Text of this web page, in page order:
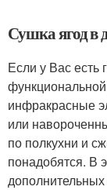
Сушка ягод в
Если у Вас есть
функциональной
инфракрасные
или
по полкухни и
понадобятся. В